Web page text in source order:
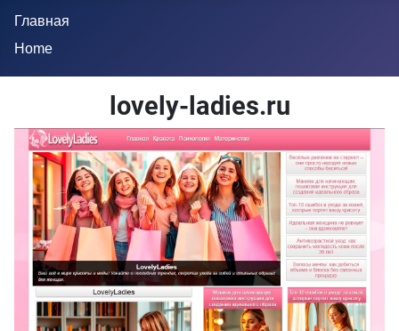
Главная
Home
lovely-ladies.ru